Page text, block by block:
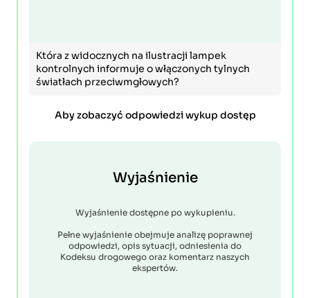
Która z widocznych na ilustracji lampek
kontrolnych informuje o włączonych tylnych
światłach przeciwmgłowych?
Aby zobaczyć odpowiedzi wykup dostęp
Wyjaśnienie
Wyjaśnienie dostępne po wykupieniu.
Pełne wyjaśnienie obejmuje analizę poprawnej
odpowiedzi, opis sytuacji, odniesienia do
Kodeksu drogowego oraz komentarz naszych
ekspertów.